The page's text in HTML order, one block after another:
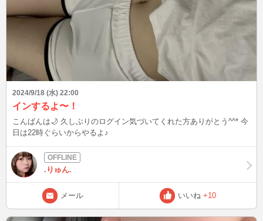
2024/9/18 (水) 22:00
インするよ〜！
こんばんは🌙 久しぶりのログイン気づいてくれた方ありがとう^^* 今
日は22時ぐらいからやるよ♪
.りゅん.
メール いいね +10